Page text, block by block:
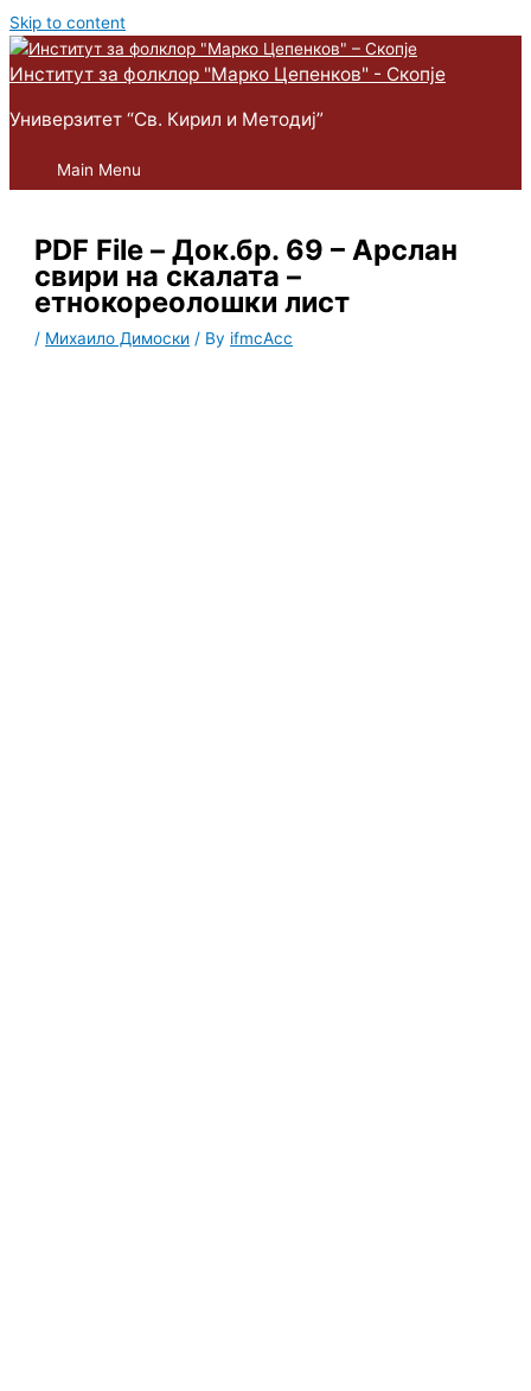
Skip to content
Институт за фолклор "Марко Цепенков" - Скопје
Универзитет “Св. Кирил и Методиј”
Main Menu
PDF File – Док.бр. 69 – Арслан
свири на скалата –
етнокореолошки лист
/ Михаило Димоски / By ifmcAcc